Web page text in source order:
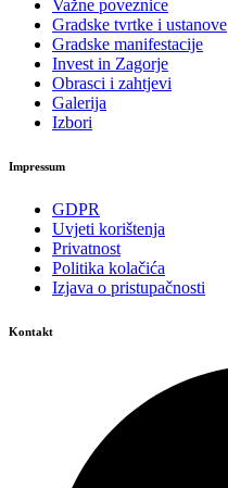
Važne poveznice
Gradske tvrtke i ustanove
Gradske manifestacije
Invest in Zagorje
Obrasci i zahtjevi
Galerija
Izbori
Impressum
GDPR
Uvjeti korištenja
Privatnost
Politika kolačića
Izjava o pristupačnosti
Kontakt